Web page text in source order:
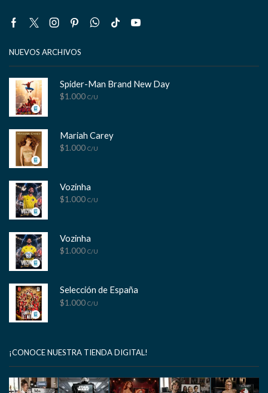
Facebook
TwitterInstagram
PinterestWhatsapp
Tik- Youtube
NUEVOS ARCHIVOS
Spider-Man Brand New Day
$1.000 C/U
Mariah Carey
$1.000 C/U
Vozinha
$1.000 C/U
Vozinha
$1.000 C/U
Selección de España
$1.000 C/U
¡CONOCE NUESTRA TIENDA DIGITAL!